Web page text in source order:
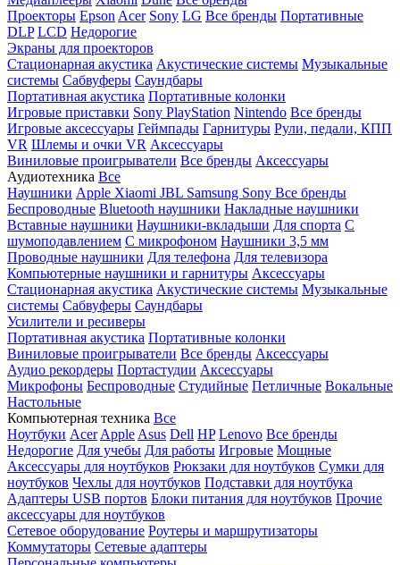
Проекторы Epson Acer Sony LG Все бренды Портативные
DLP LCD Недорогие
Экраны для проекторов
Стационарная акустика Акустические системы Музыкальные
системы Сабвуферы Саундбары
Портативная акустика Портативные колонки
Игровые приставки Sony PlayStation Nintendo Все бренды
Игровые аксессуары Геймпады Гарнитуры Рули, педали, КПП
VR Шлемы и очки VR Аксессуары
Виниловые проигрыватели Все бренды Аксессуары
Аудиотехника Все
Наушники Apple Xiaomi JBL Samsung Sony Все бренды
Беспроводные Bluetooth наушники Накладные наушники
Вставные наушники Наушники-вкладыши Для спорта С
шумоподавлением С микрофоном Наушники 3,5 мм
Проводные наушники Для телефона Для телевизора
Компьютерные наушники и гарнитуры Аксессуары
Стационарная акустика Акустические системы Музыкальные
системы Сабвуферы Саундбары
Усилители и ресиверы
Портативная акустика Портативные колонки
Виниловые проигрыватели Все бренды Аксессуары
Аудио рекордеры Портастудии Аксессуары
Микрофоны Беспроводные Студийные Петличные Вокальные
Настольные
Компьютерная техника Все
Ноутбуки Acer Apple Asus Dell HP Lenovo Все бренды
Недорогие Для учебы Для работы Игровые Мощные
Аксессуары для ноутбуков Рюкзаки для ноутбуков Сумки для
ноутбуков Чехлы для ноутбуков Подставки для ноутбука
Адаптеры USB портов Блоки питания для ноутбуков Прочие
аксессуары для ноутбуков
Сетевое оборудование Роутеры и маршрутизаторы
Коммутаторы Сетевые адаптеры